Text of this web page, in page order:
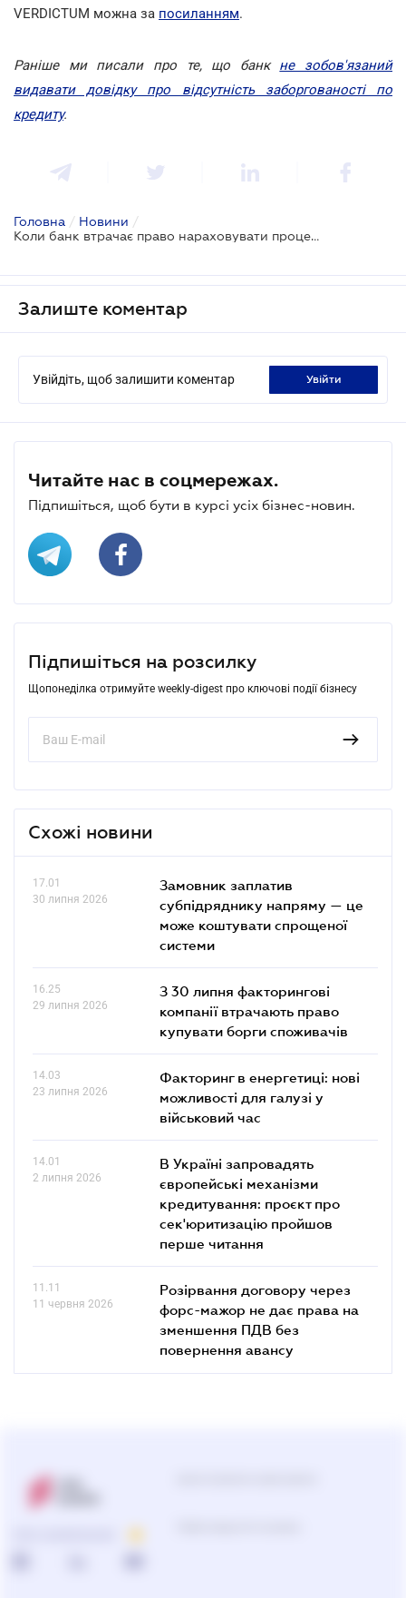
VERDICTUM можна за посиланням.
Раніше ми писали про те, що банк не зобов'язаний
видавати довідку про відсутність заборгованості по
кредиту.
Головна / Новини /
Коли банк втрачає право нараховувати проценти за кредитним договором?
Залиште коментар
Увійдіть, щоб залишити коментар увійти
Читайте нас в соцмережах.
Підпишіться, щоб бути в курсі усіх бізнес-новин.
Підпишіться на розсилку
Щопонеділка отримуйте weekly-digest про ключові події бізнесу
Схожі новини
17.01
30 липня 2026
Замовник заплатив
субпідряднику напряму — це
може коштувати спрощеної
системи
16.25
29 липня 2026
З 30 липня факторингові
компанії втрачають право
купувати борги споживачів
14.03
23 липня 2026
Факторинг в енергетиці: нові
можливості для галузі у
військовий час
14.01
2 липня 2026
В Україні запровадять
європейські механізми
кредитування: проєкт про
сек'юритизацію пройшов
перше читання
11.11
11 червня 2026
Розірвання договору через
форс-мажор не дає права на
зменшення ПДВ без
повернення авансу